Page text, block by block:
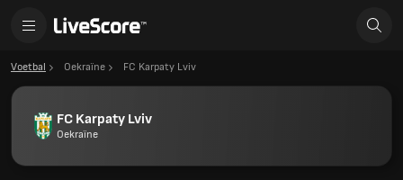
Voetbal Oekraïne FC Karpaty Lviv
FC Karpaty Lviv
Oekraïne